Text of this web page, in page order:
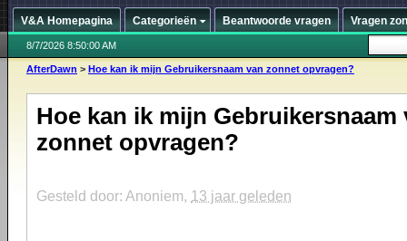
V&A Homepagina Categorieën Beantwoorde vragen Vragen
8/7/2026 8:50:00 AM
AfterDawn > Hoe kan ik mijn Gebruikersnaam van zonnet opvragen?
Hoe kan ik mijn Gebruikersnaam
zonnet opvragen?
Gesteld door: Anoniem, 13 jaar geleden